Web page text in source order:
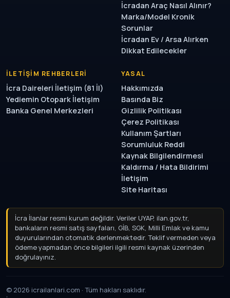
İcradan Araç Nasıl Alınır?
Marka/Model Kronik
Sorunlar
İcradan Ev / Arsa Alırken
Dikkat Edilecekler
İLETIŞIM REHBERLERI
İcra Daireleri İletişim (81 İl)
Yediemin Otopark İletişim
Banka Genel Merkezleri
YASAL
Hakkımızda
Basında Biz
Gizlilik Politikası
Çerez Politikası
Kullanım Şartları
Sorumluluk Reddi
Kaynak Bilgilendirmesi
Kaldırma / Hata Bildirimi
İletişim
Site Haritası
İcra İlanlar resmi kurum değildir. Veriler UYAP, ilan.gov.tr,
bankaların resmi satış sayfaları, GİB, SGK, Milli Emlak ve kamu
duyurularından otomatik derlenmektedir. Teklif vermeden
veya ödeme yapmadan önce bilgileri ilgili resmi kaynak
üzerinden doğrulayınız.
© 2026 icrailanlari.com · Tüm hakları saklıdır.